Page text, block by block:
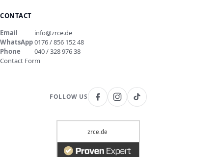
CONTACT
Email
info@zrce.de
WhatsApp0176 / 856 152 48
Phone
040 / 328 976 38
Contact Form
FOLLOW US